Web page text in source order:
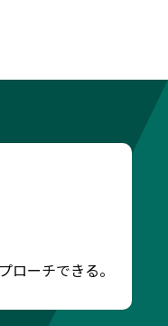
ローチできる。